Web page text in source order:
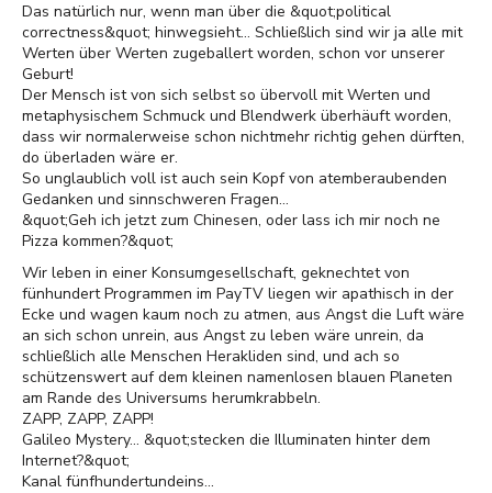
Das natürlich nur, wenn man über die &quot;political
correctness&quot; hinwegsieht... Schließlich sind wir ja alle mit
Werten über Werten zugeballert worden, schon vor unserer
Geburt!
Der Mensch ist von sich selbst so übervoll mit Werten und
metaphysischem Schmuck und Blendwerk überhäuft worden,
dass wir normalerweise schon nichtmehr richtig gehen dürften,
do überladen wäre er.
So unglaublich voll ist auch sein Kopf von atemberaubenden
Gedanken und sinnschweren Fragen...
&quot;Geh ich jetzt zum Chinesen, oder lass ich mir noch ne
Pizza kommen?&quot;
Wir leben in einer Konsumgesellschaft, geknechtet von
fünhundert Programmen im PayTV liegen wir apathisch in der
Ecke und wagen kaum noch zu atmen, aus Angst die Luft wäre
an sich schon unrein, aus Angst zu leben wäre unrein, da
schließlich alle Menschen Herakliden sind, und ach so
schützenswert auf dem kleinen namenlosen blauen Planeten
am Rande des Universums herumkrabbeln.
ZAPP, ZAPP, ZAPP!
Galileo Mystery... &quot;stecken die Illuminaten hinter dem
Internet?&quot;
Kanal fünfhundertundeins...